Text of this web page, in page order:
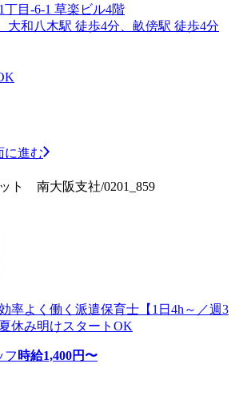
目-6-1 草楽ビル4階
大和八木駅 徒歩4分、畝傍駅 徒歩4分
に進む
ト 南大阪支社/0201_859
率よく働く派遣保育士【1日4h～／週3
休み明けスタートOK
フ 時給1,400円〜